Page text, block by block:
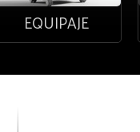
EQUIPAJE